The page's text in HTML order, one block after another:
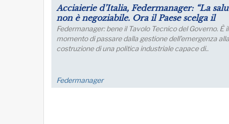
Puntare su infrastrutture e manager per il
futuro dell’industria del nord Italia
Lo sviluppo di quest’area è fondamentale per un
collegamento con l’Europa
FM Trieste